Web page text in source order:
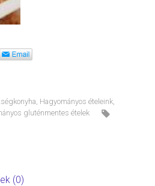
, Hagyományos ételeink,
gluténmentes ételek
(0)